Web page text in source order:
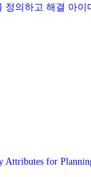
정의하고 해결 아이
for